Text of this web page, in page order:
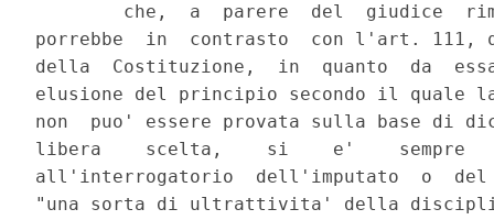
che,  a  parere  del  giudice
porrebbe  in  contrasto  con l'art. 111,
della  Costituzione,  in  quanto  da
elusione del principio secondo il quale
non  puo' essere provata sulla base di
libera    scelta,    si    e'    sempre
all'interrogatorio  dell'imputato  o  del
"una sorta di ultrattivita' della